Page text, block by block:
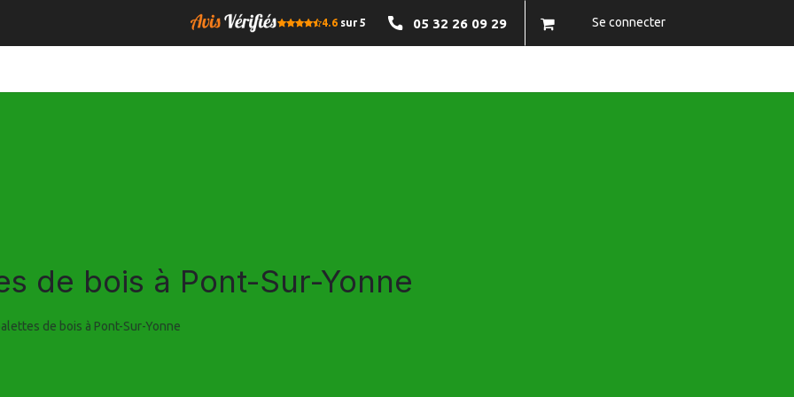
4.6 sur 5 05 32 26 09 29 Se connecter
de bois à Pont-Sur-Yonne
de bois à Pont-Sur-Yonne